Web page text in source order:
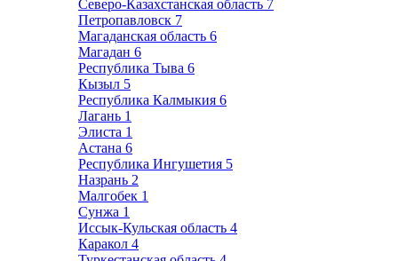
Северо-Казахстанская область 7
Петропавловск 7
Магаданская область 6
Магадан 6
Республика Тыва 6
Кызыл 5
Республика Калмыкия 6
Лагань 1
Элиста 1
Астана 6
Республика Ингушетия 5
Назрань 2
Малгобек 1
Сунжа 1
Иссык-Кульская область 4
Каракол 4